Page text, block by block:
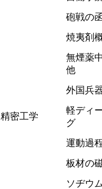
砲戦の
焼夷剤
無煙薬
他
外国兵
精密工学
軽ディ
グ
運動過
板材の
ソヂウ